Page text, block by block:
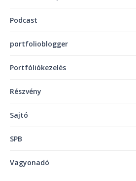
Podcast
portfolioblogger
Portfóliókezelés
Részvény
Sajtó
SPB
Vagyonadó